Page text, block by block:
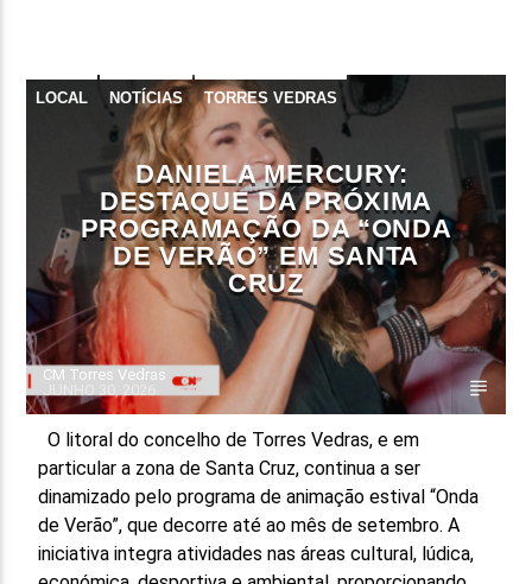
FAIXA ATUAL
TÍTULO
ARTISTA
ON FM
LOCAL NOTÍCIAS TORRES VEDRAS
DANIELA MERCURY:
DESTAQUE DA PRÓXIMA
PROGRAMAÇÃO DA “ONDA
DE VERÃO” EM SANTA
CRUZ
CM Torres Vedras
O litoral do concelho de Torres Vedras, e em
particular a zona de Santa Cruz, continua a ser
dinamizado pelo programa de animação estival “Onda
de Verão”, que decorre até ao mês de setembro. A
iniciativa integra atividades nas áreas cultural, lúdica,